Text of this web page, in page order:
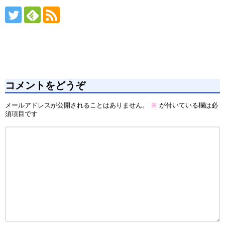
コメントをどうぞ
メールアドレスが公開されることはありません。 ※ が付いている欄は必
須項目です